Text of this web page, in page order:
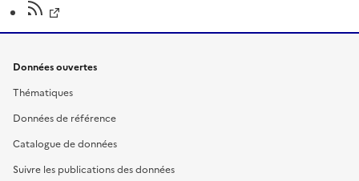
Données ouvertes
Thématiques
Données de référence
Catalogue de données
Suivre les publications des données